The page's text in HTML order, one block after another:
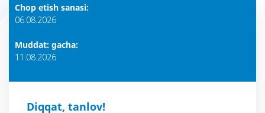
Chop etish sanasi:
06.08.2026
Muddat: gacha:
11.08.2026
Diqqat, tanlov!